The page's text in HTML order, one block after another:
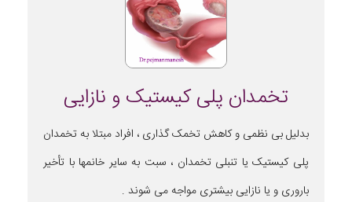
تخمدان پلی کیستیک و نازایی
بدلیل بی نظمی و کاهش تخمک گذاری ، افراد مبتلا به تخمدان
پلی کیستیک یا تنبلی تخمدان ، سبت به سایر خانمها با تأخیر
باروری و یا نازایی بیشتری مواجه می شوند .